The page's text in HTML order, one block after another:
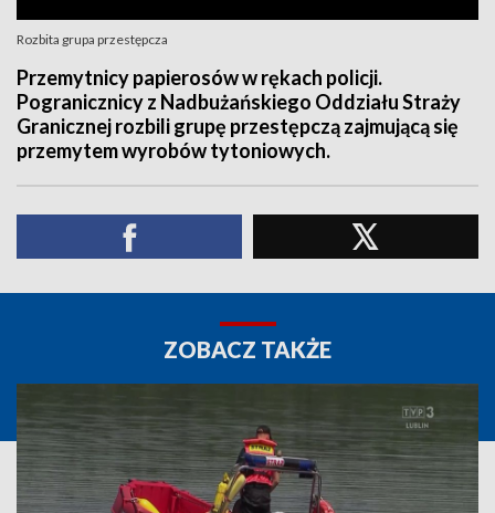
Rozbita grupa przestępcza
Przemytnicy papierosów w rękach policji.
Pogranicznicy z Nadbużańskiego Oddziału Straży
Granicznej rozbili grupę przestępczą zajmującą się
przemytem wyrobów tytoniowych.
ZOBACZ TAKŻE